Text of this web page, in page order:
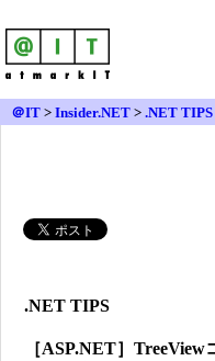
＠IT > Insider.NET > .NET TIPS
階層のツリー情報を効率よく
.NET TIPS
［ASP.NET］